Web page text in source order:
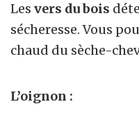
Les vers du bois
sécheresse. Vous
chaud du sèche-
L’oignon :